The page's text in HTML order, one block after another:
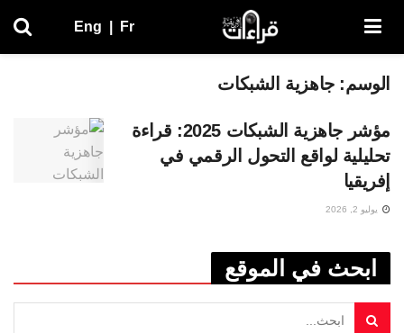
Eng Fr
الوسم:جاهزية الشبكات
مؤشر جاهزية الشبكات 2025: قراءة
تحليلية لواقع التحول الرقمي في
إفريقيا
يوليو 2, 2026
ابحث في الموقع